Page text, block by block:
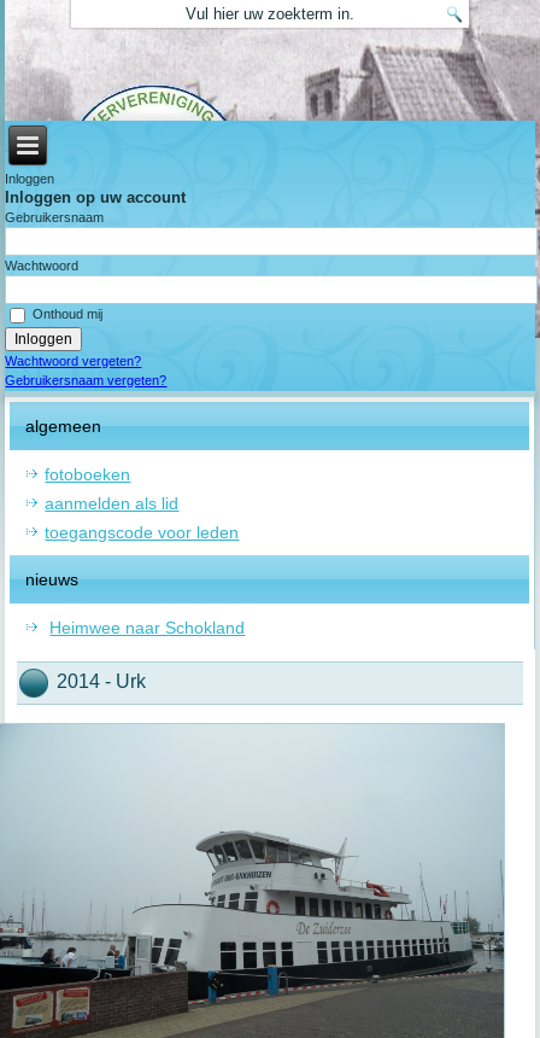
Inloggen
Inloggen op uw account
Gebruikersnaam
Wachtwoord
Onthoud mij
Wachtwoord vergeten?
Gebruikersnaam vergeten?
algemeen
fotoboeken
aanmelden als lid
toegangscode voor leden
nieuws
Heimwee naar Schokland
2014 - Urk